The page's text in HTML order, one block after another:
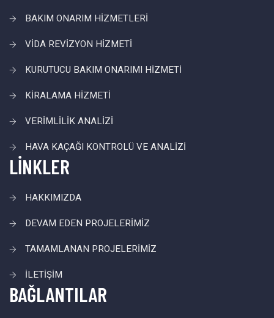
BAKIM ONARIM HİZMETLERİ
VİDA REVİZYON HİZMETİ
KURUTUCU BAKIM ONARIMI HİZMETİ
KİRALAMA HİZMETİ
VERİMLİLİK ANALİZİ
HAVA KAÇAĞI KONTROLÜ VE ANALİZİ
LİNKLER
HAKKIMIZDA
DEVAM EDEN PROJELERİMİZ
TAMAMLANAN PROJELERİMİZ
İLETİŞİM
BAĞLANTILAR